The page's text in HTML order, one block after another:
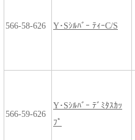
566-58-626 Y･Sｼﾙﾊﾞｰ ﾃｨｰC/S
566-59-626
Y･Sｼﾙﾊﾞｰ ﾃﾞﾐﾀｽｶｯ
ﾌﾟ